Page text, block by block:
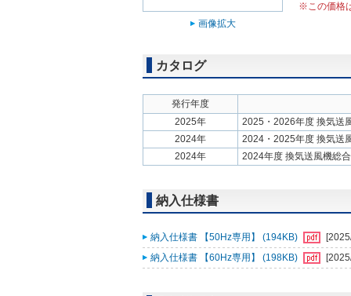
画像拡大
※この価格
カタログ
発行年度
2025年
2025・2026年度 換気送
2024年
2024・2025年度 換気送
2024年
2024年度 換気送風機総
納入仕様書
納入仕様書 【50Hz専用】 (194KB)
納入仕様書 【60Hz専用】 (198KB)